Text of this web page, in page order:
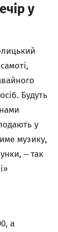
у
Будуть
у
музику,
‒ так
а